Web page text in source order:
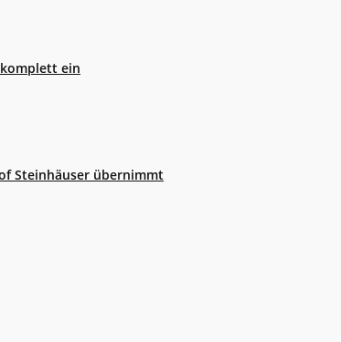
ein
Steinhäuser übernimmt